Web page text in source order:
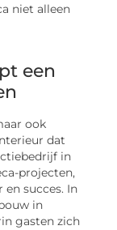
niet alleen
een
ook
dat
in
projecten,
en succes. In
in
gasten zich